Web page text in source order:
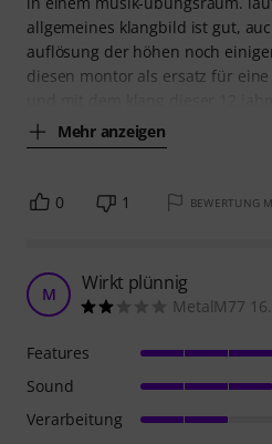
allgemeines klangbild ist gut,
auflösung der höhen noch
diesen montor als ersatz für eine
Mehr anzeigen
0 1 BEWERTUNG
M Wirkt plünnig
MetalM77
Features
Sound
Verarbeitung